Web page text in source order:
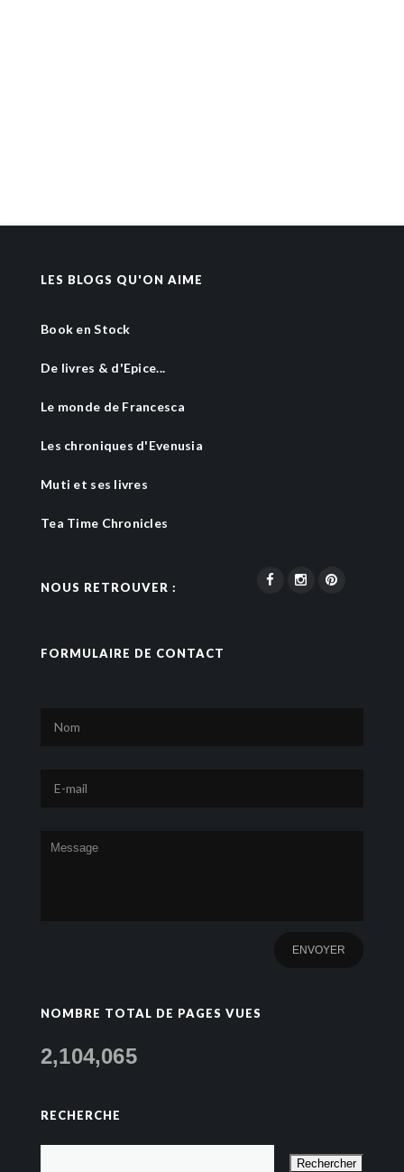
LES BLOGS QU'ON AIME
Book en Stock
De livres & d'Epice...
Le monde de Francesca
Les chroniques d'Evenusia
Muti et ses livres
Tea Time Chronicles
NOUS RETROUVER :
FORMULAIRE DE CONTACT
NOMBRE TOTAL DE PAGES VUES
2,104,065
RECHERCHE